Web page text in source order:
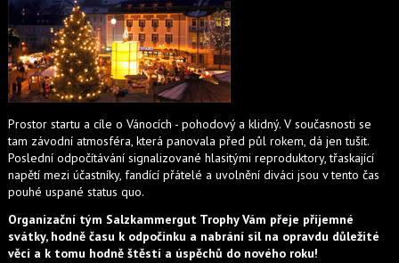
Prostor startu a cíle o Vánocích - pohodový a klidný. V současnosti se
tam závodní atmosféra, která panovala před půl rokem, dá jen tušit.
Poslední odpočítávání signalizované hlasitými reproduktory, třaskající
napětí mezi účastníky, fandící přátelé a uvolnění diváci jsou v tento čas
pouhé uspané status quo.
Organizační tým Salzkammergut Trophy Vám přeje příjemné
svátky, hodně času k odpočinku a nabrání sil na opravdu důležité
věci a k tomu hodně štěstí a úspěchů do nového roku!